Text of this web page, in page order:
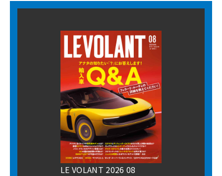
LE VOLANT 2026 08